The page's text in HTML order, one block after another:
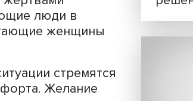
грамотности
образования НИУ
которые мешают
важность и